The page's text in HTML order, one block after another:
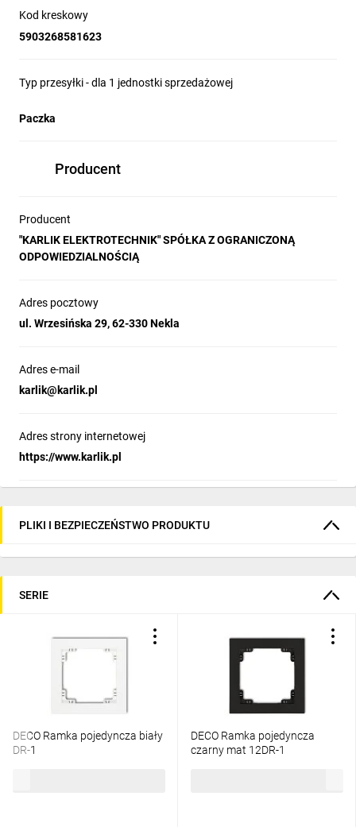
Kod kreskowy
5903268581623
Typ przesyłki - dla 1 jednostki sprzedażowej
Paczka
Producent
Producent
"KARLIK ELEKTROTECHNIK" SPÓŁKA Z OGRANICZONĄ
ODPOWIEDZIALNOŚCIĄ
Adres pocztowy
ul. Wrzesińska 29, 62-330 Nekla
Adres e-mail
karlik@karlik.pl
Adres strony internetowej
https://www.karlik.pl
PLIKI I BEZPIECZEŃSTWO PRODUKTU
SERIE
DECO Ramka pojedyncza biały
DR-1
DECO Ramka pojedyncza
czarny mat 12DR-1